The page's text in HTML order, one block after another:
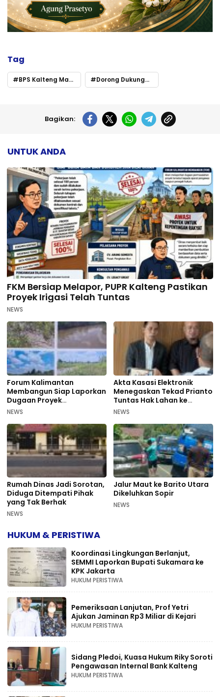
Tag
BPS Kalteng Matangkan Sensus Ekonomi 2026 Dorong Dukungan Pemprov dan Partisipasi UMKM
Bagikan:
UNTUK ANDA
FKM Bersiap Melapor, PUPR Kalteng Pastikan
Proyek Irigasi Telah Tuntas
NEWS
Forum Kalimantan
Membangun Siap Laporkan
Dugaan Proyek
Bermasalah PUPR Kalteng
NEWS
Akta Kasasi Elektronik
Menegaskan Tekad Prianto
Tuntas Hak Lahan ke
Mahkamah Agung
NEWS
Rumah Dinas Jadi Sorotan,
Diduga Ditempati Pihak
yang Tak Berhak
NEWS
Jalur Maut ke Barito Utara
Dikeluhkan Sopir
NEWS
HUKUM & PERISTIWA
Koordinasi Lingkungan Berlanjut,
SEMMI Laporkan Bupati Sukamara ke
KPK Jakarta
HUKUM PERISTIWA
Pemeriksaan Lanjutan, Prof Yetri
Ajukan Jaminan Rp3 Miliar di Kejari
HUKUM PERISTIWA
Sidang Pledoi, Kuasa Hukum Riky Soroti
Pengawasan Internal Bank Kalteng
HUKUM PERISTIWA